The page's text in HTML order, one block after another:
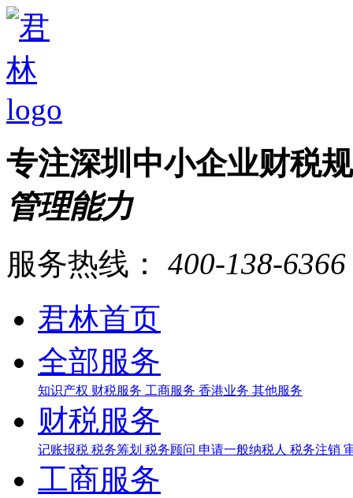
专注深圳中小企业财税
管理能力
服务热线： 400-138-6366
君林首页
全部服务
知识产权 财税服务 工商服务 香港业务 其他服务
财税服务
记账报税 税务筹划 税务顾问 申请一般纳税人 税务注销
工商服务